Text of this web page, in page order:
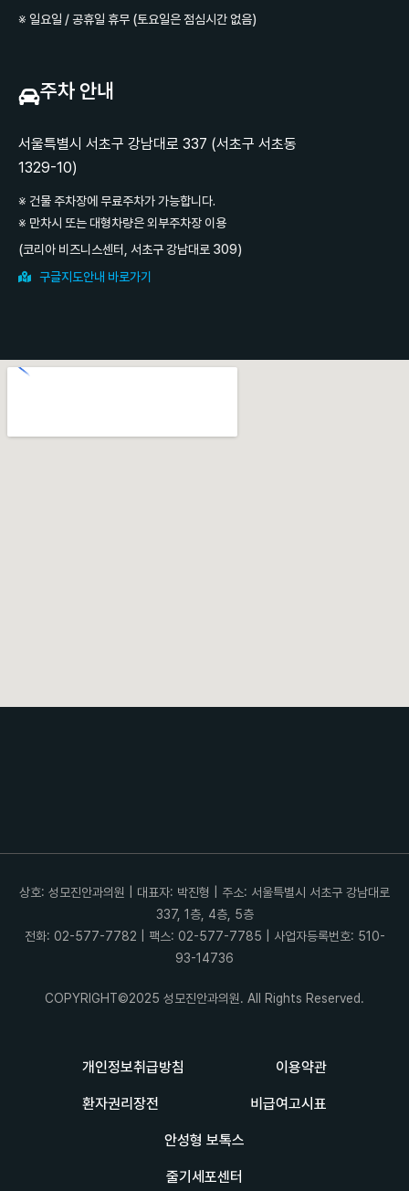
※ 일요일 / 공휴일 휴무 (토요일은 점심시간 없음)
주차 안내
서울특별시 서초구 강남대로 337 (서초구 서초동
1329-10)
※ 건물 주차장에 무료주차가 가능합니다.
※ 만차시 또는 대형차량은 외부주차장 이용
(코리아 비즈니스센터, 서초구 강남대로 309)
구글지도안내 바로가기
개인정보취급방침 이용약관
환자권리장전 비급여고시표
안성형 보톡스
줄기세포센터
상호: 성모진안과의원 | 대표자: 박진형 | 주소: 서울특별시 서초구 강남대로
337, 1층, 4층, 5층
전화: 02-577-7782 | 팩스: 02-577-7785 | 사업자등록번호: 510-
93-14736
COPYRIGHT©2025 성모진안과의원. All Rights Reserved.